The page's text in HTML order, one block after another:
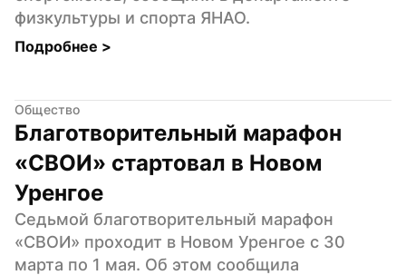
физкультуры и спорта ЯНАО.
Подробнее >
Общество
Благотворительный марафон
«СВОИ» стартовал в Новом
Уренгое
Седьмой благотворительный марафон
«СВОИ» проходит в Новом Уренгое с 30
марта по 1 мая. Об этом сообщила